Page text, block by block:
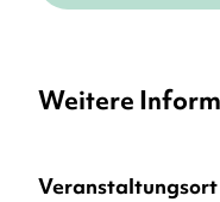
Weitere
Veranstaltungsort